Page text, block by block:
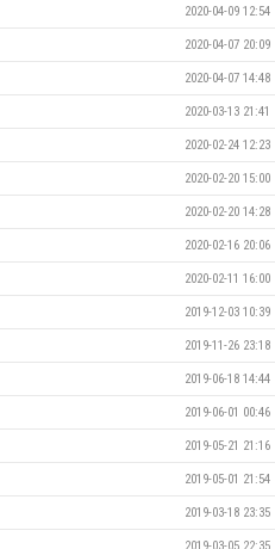
2020-04-09 12:54
2020-04-07 20:09
2020-04-07 14:48
2020-03-13 21:41
2020-02-24 12:23
2020-02-20 15:00
2020-02-20 14:28
2020-02-16 20:06
2020-02-11 16:00
2019-12-03 10:39
2019-11-26 23:18
2019-06-18 14:44
2019-06-01 00:46
2019-05-21 21:16
2019-05-01 21:54
2019-03-18 23:35